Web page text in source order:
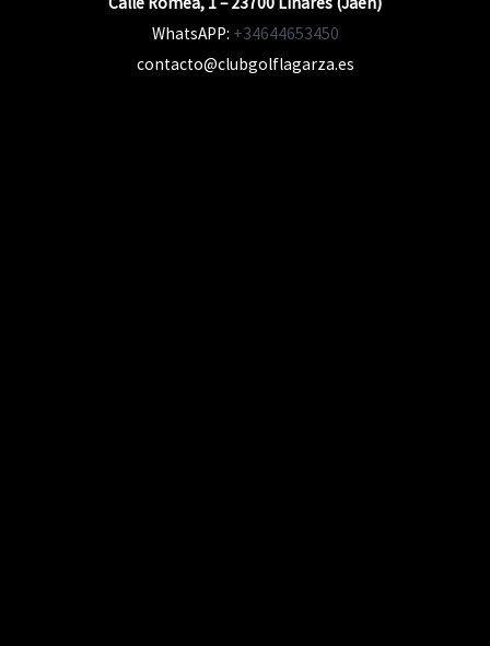
WhatsAPP: +34644653450
contacto@clubgolflagarza.es